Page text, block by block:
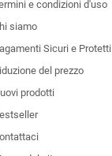
e condizioni d'uso
siamo
Sicuri e Protetti
del prezzo
prodotti